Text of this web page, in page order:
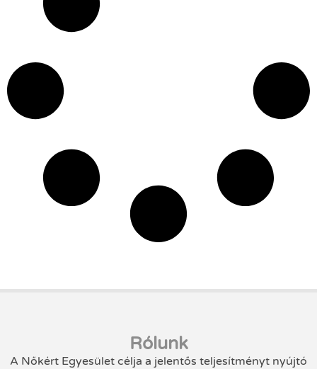
Rólunk
A Nőkért Egyesület célja a jelentős teljesítményt nyújtó